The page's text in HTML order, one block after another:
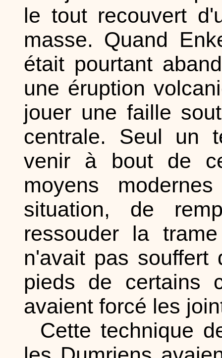
le tout recouvert
masse. Quand
était pourtant
une éruption
jouer une faille
centrale. Seul un
venir à bout de
moyens
situation, de
ressouder la
n'avait pas souffert
pieds de certains
avaient forcé les
Cette technique